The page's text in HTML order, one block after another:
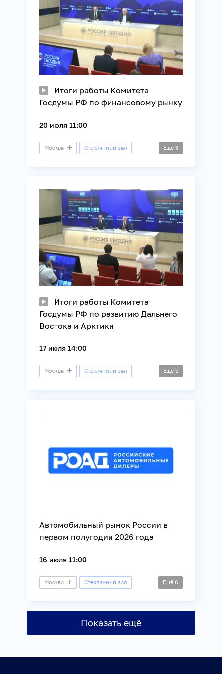
Итоги работы Комитета
Госдумы РФ по финансовому рынку
20 июля 11:00
Москва Стеклянный зал Ещё 3
Итоги работы Комитета
Госдумы РФ по развитию Дальнего
Востока и Арктики
17 июля 14:00
Москва Стеклянный зал Ещё 5
Автомобильный рынок России в
первом полугодии 2026 года
16 июля 11:00
Москва Стеклянный зал
Общество Регионы России
Экономика
Ещё 6
Показать ещё